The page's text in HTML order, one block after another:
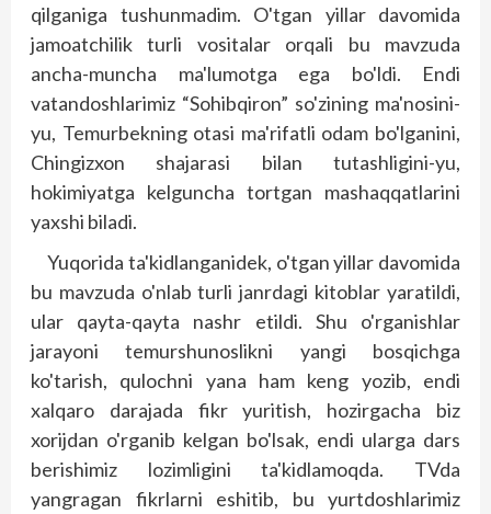
qilganiga tushunmadim. O'tgan yillar davomida
jamoatchilik turli vositalar orqali bu mavzuda
ancha-muncha ma'lumotga ega bo'ldi. Endi
vatandoshlarimiz “Sohibqiron” so'zining ma'nosini-
yu, Temurbekning otasi ma'rifatli odam bo'lganini,
Chingizxon shajarasi bilan tutashligini-yu,
hokimiyatga kelguncha tortgan mashaqqatlarini
yaxshi biladi.
Yuqorida ta'kidlanganidek, o'tgan yillar davomida
bu mavzuda o'nlab turli janrdagi kitoblar yaratildi,
ular qayta-qayta nashr etildi. Shu o'rganishlar
jarayoni temurshunoslikni yangi bosqichga
ko'tarish, qulochni yana ham keng yozib, endi
xalqaro darajada fikr yuritish, hozirgacha biz
xorijdan o'rganib kelgan bo'lsak, endi ularga dars
berishimiz lozimligini ta'kidlamoqda. TVda
yangragan fikrlarni eshitib, bu yurtdoshlarimiz